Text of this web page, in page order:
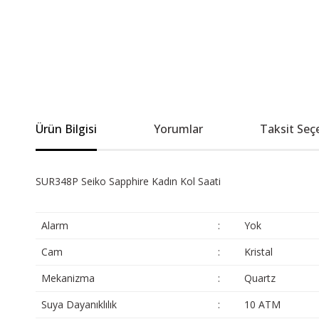
Ürün Bilgisi Yorumlar Taksit
SUR348P Seiko Sapphire Kadın Kol Saati
Alarm :
Yok
Cam
:
Kristal
Mekanizma
:
Quartz
Suya Dayanıklılık
:
10 ATM